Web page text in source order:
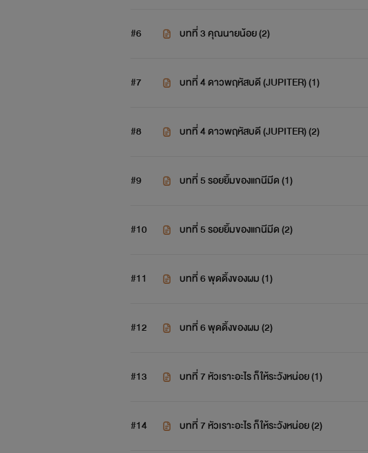
#6 บทที่ 3 คุณนายน้อย (2)
#7 บทที่ 4 ดาวพฤหัสบดี (JUPITER) (1)
#8 บทที่ 4 ดาวพฤหัสบดี (JUPITER) (2)
#9 บทที่ 5 รอยยิ้มของแกนีมีด (1)
#10 บทที่ 5 รอยยิ้มของแกนีมีด (2)
#11 บทที่ 6 พุดดิ้งของผม (1)
#12 บทที่ 6 พุดดิ้งของผม (2)
#13 บทที่ 7 หัวเราะอะไร ก็ให้ระวังหน่อย (1)
#14 บทที่ 7 หัวเราะอะไร ก็ให้ระวังหน่อย (2)